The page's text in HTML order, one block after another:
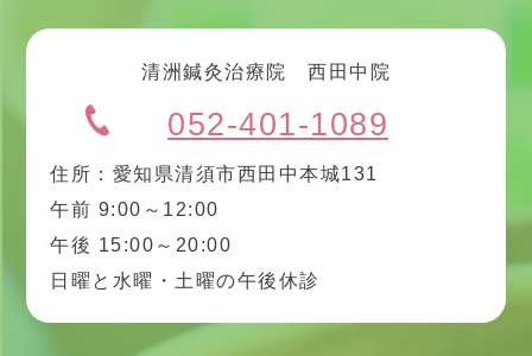
清洲鍼灸治療院 西田中院
052-401-1089
住所：愛知県清須市西田中本城131
午前 9:00～12:00
午後 15:00～20:00
日曜と水曜・土曜の午後休診